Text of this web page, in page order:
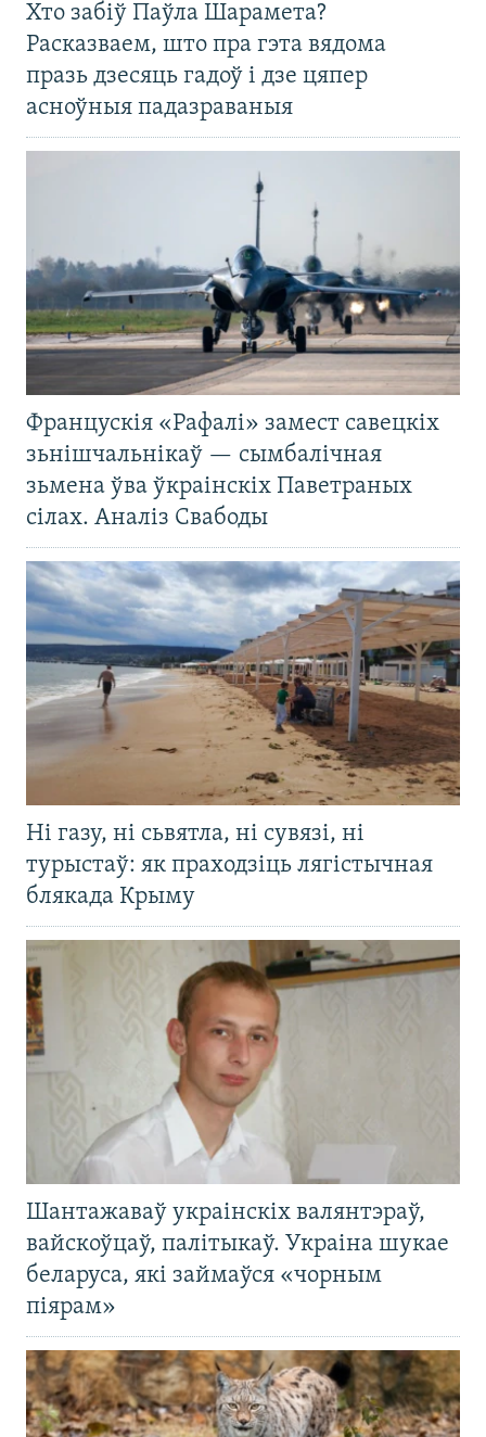
Хто забіў Паўла Шарамета?
Расказваем, што пра гэта вядома
празь дзесяць гадоў і дзе цяпер
асноўныя падазраваныя
Францускія «Рафалі» замест савецкіх
зьнішчальнікаў — сымбалічная
зьмена ўва ўкраінскіх Паветраных
сілах. Аналіз Свабоды
Ні газу, ні сьвятла, ні сувязі, ні
турыстаў: як праходзіць лягістычная
блякада Крыму
Шантажаваў украінскіх валянтэраў,
вайскоўцаў, палітыкаў. Украіна шукае
беларуса, які займаўся «чорным
піярам»